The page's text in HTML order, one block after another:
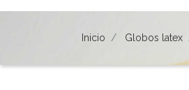
Inicio Globos latex